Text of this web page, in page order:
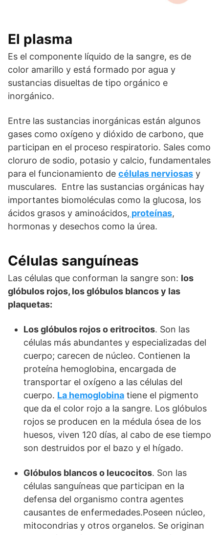
El plasma
Es el componente líquido de la sangre, es de
color amarillo y está formado por agua y
sustancias disueltas de tipo orgánico e
inorgánico.
Entre las sustancias inorgánicas están algunos
gases como oxígeno y dióxido de carbono, que
participan en el proceso respiratorio. Sales como
cloruro de sodio, potasio y calcio, fundamentales
para el funcionamiento de células nerviosas y
musculares. Entre las sustancias orgánicas hay
importantes biomoléculas como la glucosa, los
ácidos grasos y aminoácidos, proteínas,
hormonas y desechos como la úrea.
Células sanguíneas
Las células que conforman la sangre son: los
glóbulos rojos, los glóbulos blancos y las
plaquetas:
Los glóbulos rojos o eritrocitos. Son las
células más abundantes y especializadas del
cuerpo; carecen de núcleo. Contienen la
proteína hemoglobina, encargada de
transportar el oxígeno a las células del
cuerpo. La hemoglobina tiene el pigmento
que da el color rojo a la sangre. Los glóbulos
rojos se producen en la médula ósea de los
huesos, viven 120 días, al cabo de ese tiempo
son destruidos por el bazo y el hígado.
Glóbulos blancos o leucocitos. Son las
células sanguíneas que participan en la
defensa del organismo contra agentes
causantes de enfermedades.Poseen núcleo,
mitocondrias y otros organelos. Se originan